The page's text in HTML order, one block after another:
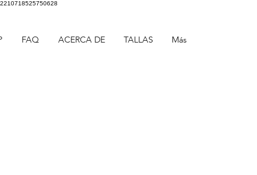
2210718525750628
FAQ ACERCA DE TALLAS Más